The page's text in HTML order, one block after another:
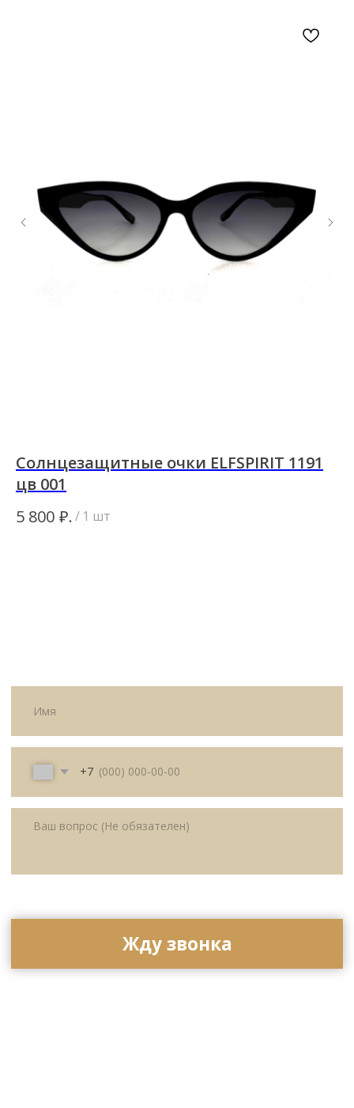
Солнцезащитные очки ELFSPIRIT 1191
цв 001
5 800 ₽. / 1 шт
ИП Матвеева Олеся Олеговна
165504091303